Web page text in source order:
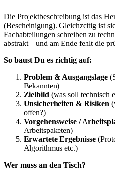
Die Projektbeschreibung ist das
(Bescheinigung). Gleichzeitig ist
Fachabteilungen schreiben zu
abstrakt – und am Ende fehlt die
So baust Du es richtig auf:
Problem & Ausgangslage
Bekannten)
Zielbild (was soll technisch
Unsicherheiten & Risiken
offen?)
Vorgehensweise /
Arbeitspaketen)
Erwartete Ergebnisse
Algorithmus etc.)
Wer muss an den Tisch?